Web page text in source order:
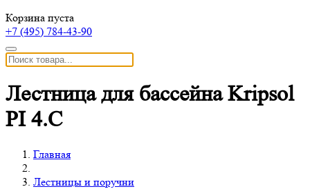
Корзина пуста
+7 (495) 784-43-90
Лестница для бассейна Kripsol
PI 4.C
Главная
Лестницы и поручни